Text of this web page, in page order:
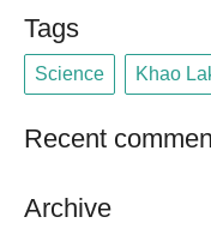
Tags
Science Khao
Recent
Archive